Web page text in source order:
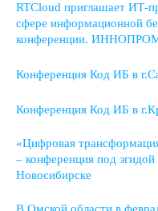
RTCloud приглашает ИТ-
сфере информационной
конференции. ИННОПРОМ
Конференция Код ИБ в
Конференция Код ИБ в
«Цифровая
– конференция под
Новосибирске